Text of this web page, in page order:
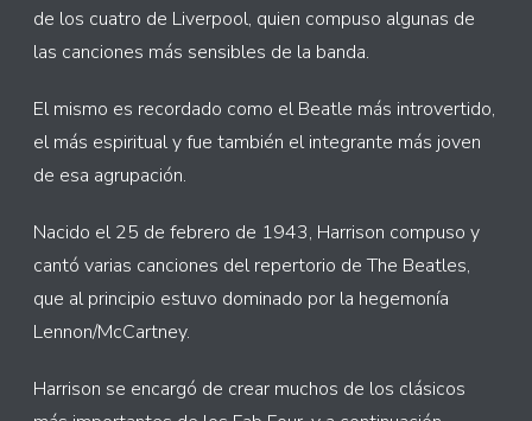
de los cuatro de Liverpool, quien compuso algunas de
las canciones más sensibles de la banda.
El mismo es recordado como el Beatle más introvertido,
el más espiritual y fue también el integrante más joven
de esa agrupación.
Nacido el 25 de febrero de 1943, Harrison compuso y
cantó varias canciones del repertorio de The Beatles,
que al principio estuvo dominado por la hegemonía
Lennon/McCartney.
Harrison se encargó de crear muchos de los clásicos